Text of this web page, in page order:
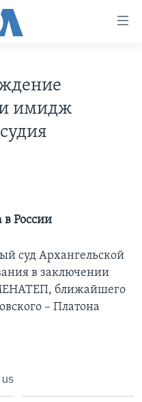
и имидж
России
суд Архангельской
в заключении
ближайшего
– Платона
us